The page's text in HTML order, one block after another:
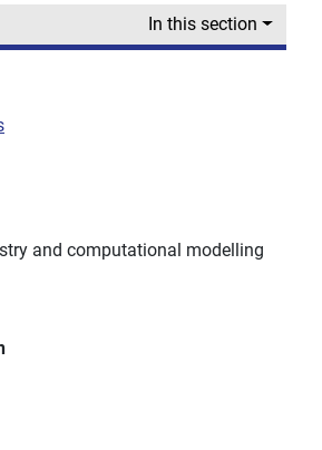
In this section
and computational modelling